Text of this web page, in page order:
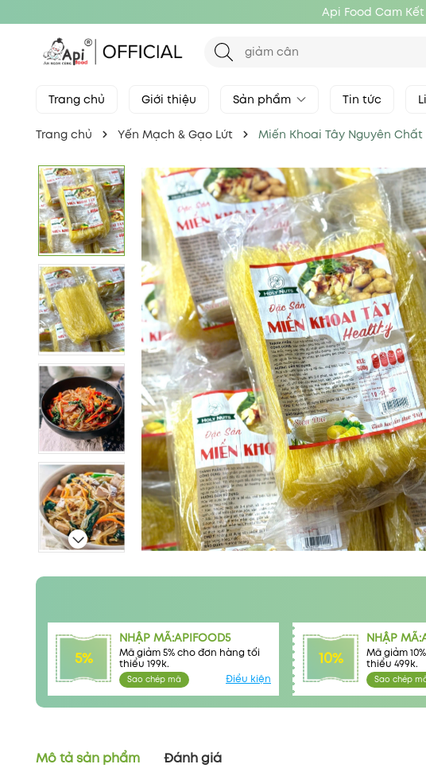
Api Food Cam
Trang chủ Giới thiệu Sản phẩm Tin tức
Trang chủ Yến Mạch & Gạo Lứt Miến Khoai Tây Nguyên
5%
NHẬP MÃ:APIFOOD5
Mã giảm 5% cho đơn hàng tối
thiểu 199k.
Sao chép mã Điều kiện
10%
NHẬP
Mã giảm
thiểu 499k.
Sao chép
Mô tả sản phẩm Đánh giá